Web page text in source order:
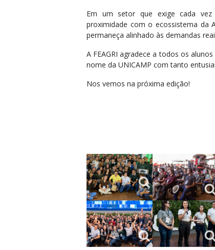
Em um setor que exige cada
proximidade com o ecossistema da
permaneça alinhado às demandas
A FEAGRI agradece a todos os
nome da UNICAMP com tanto
Nos vemos na próxima edição!